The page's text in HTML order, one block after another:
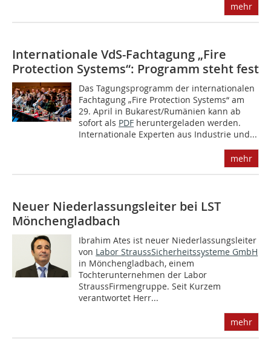
mehr
Internationale VdS-Fachtagung „Fire
Protection Systems“: Programm steht fest
Das Tagungsprogramm der internationalen
Fachtagung „Fire Protection Systems“ am
29. April in Bukarest/Rumänien kann ab
sofort als PDF heruntergeladen werden.
Internationale Experten aus Industrie und...
mehr
Neuer Niederlassungsleiter bei LST
Mönchengladbach
Ibrahim Ates ist neuer Niederlassungsleiter
von Labor StraussSicherheitssysteme GmbH
in Mönchengladbach, einem
Tochterunternehmen der Labor
StraussFirmengruppe. Seit Kurzem
verantwortet Herr...
mehr